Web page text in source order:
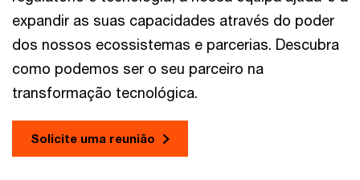
expandir as suas capacidades através do poder
dos nossos ecossistemas e parcerias. Descubra
como podemos ser o seu parceiro na
transformação tecnológica.
Solicite uma reunião